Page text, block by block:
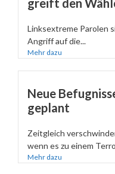
Linksextreme Parolen
Angriff auf die...
Mehr dazu
Neue
geplant
Zeitgleich
wenn es zu einem
Mehr dazu